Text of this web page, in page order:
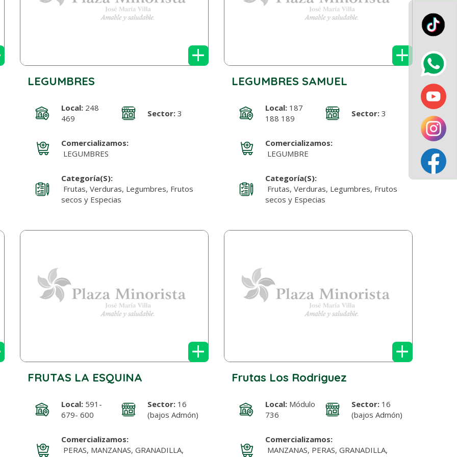
+
LEGUMBRES
Local:248
469
Sector: 3
Comercializamos:
LEGUMBRES
Categoría(s):
Frutas, Verduras, Legumbres, Frutos
secos y Especias
+
LEGUMBRES SAMUEL
Local:187
188 189
Sector: 3
Comercializamos:
LEGUMBRE
Categoría(s):
Frutas, Verduras, Legumbres, Frutos
secos y Especias
+
FRUTAS LA ESQUINA
Local:591-
679- 600
Sector: 16
(bajos Admón)
Comercializamos:
PERAS, MANZANAS, GRANADILLA,
+
Frutas Los Rodriguez
Local:Módulo
736
Sector: 16
(bajos Admón)
Comercializamos:
MANZANAS, PERAS, GRANADILLA,